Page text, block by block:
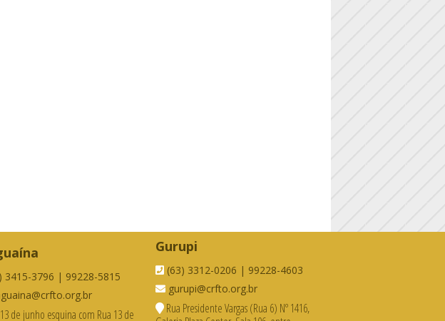
3415-3796 | 99228-5815
de junho esquina com Rua 13 de
Gurupi
(63) 3312-0206 | 99228-4603
gurupi@crfto.org.br
Rua Presidente Vargas (Rua 6) Nº 1416,